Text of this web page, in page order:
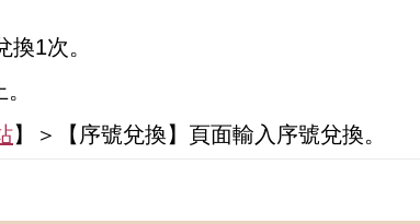
1次。
。
】＞【序號兌換】頁面輸入序號兌換。